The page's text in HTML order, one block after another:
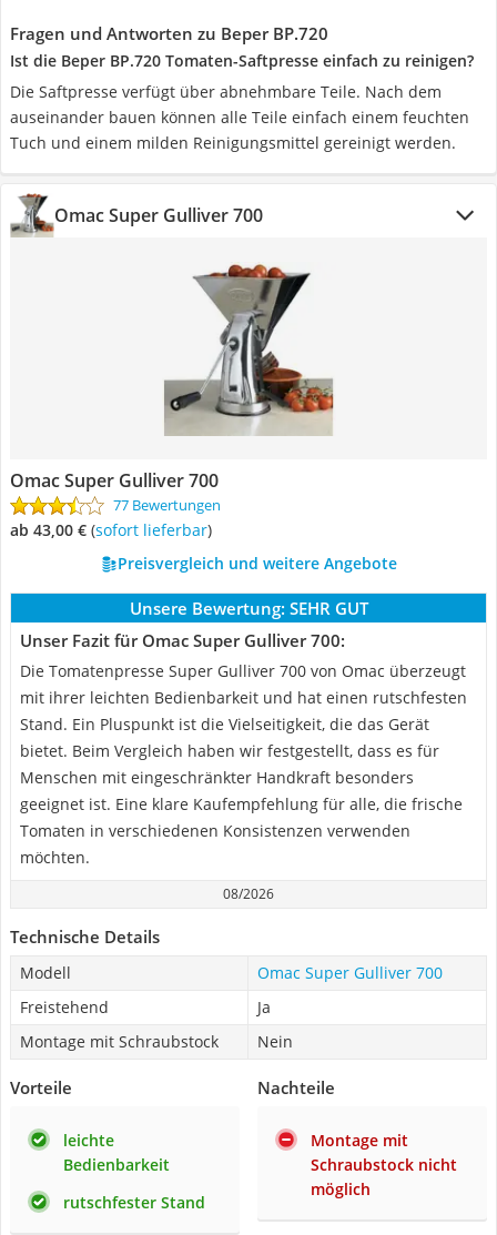
Fragen und Antworten zu Beper BP.720
Ist die Beper BP.720 Tomaten-Saftpresse einfach zu reinigen?
Die Saftpresse verfügt über abnehmbare Teile. Nach dem
auseinander bauen können alle Teile einfach einem feuchten
Tuch und einem milden Reinigungsmittel gereinigt werden.
Omac Super Gulliver 700
Omac Super Gulliver 700
77 Bewertungen
ab 43,00 € ( Sofort lieferbar)
Preisvergleich und weitere Angebote
Unsere Bewertung: SEHR GUT
Unser Fazit für Omac Super Gulliver 700:
Die Tomatenpresse Super Gulliver 700 von Omac überzeugt
mit ihrer leichten Bedienbarkeit und hat einen rutschfesten
Stand. Ein Pluspunkt ist die Vielseitigkeit, die das Gerät
bietet. Beim Vergleich haben wir festgestellt, dass es für
Menschen mit eingeschränkter Handkraft besonders
geeignet ist. Eine klare Kaufempfehlung für alle, die frische
Tomaten in verschiedenen Konsistenzen verwenden
möchten.
08/2026
Technische Details
Modell
Omac Super Gulliver 700
Freistehend
Ja
Montage mit Schraubstock
Nein
Vorteile
leichte
Bedienbarkeit
rutschfester Stand
Nachteile
Montage mit
Schraubstock nicht
möglich